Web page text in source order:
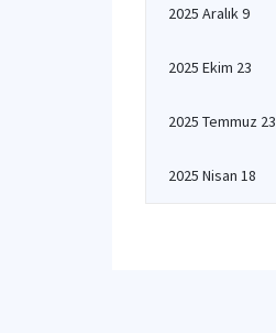
2025 Aralık 9
2025 Ekim 23
2025 Temmuz 23
2025 Nisan 18